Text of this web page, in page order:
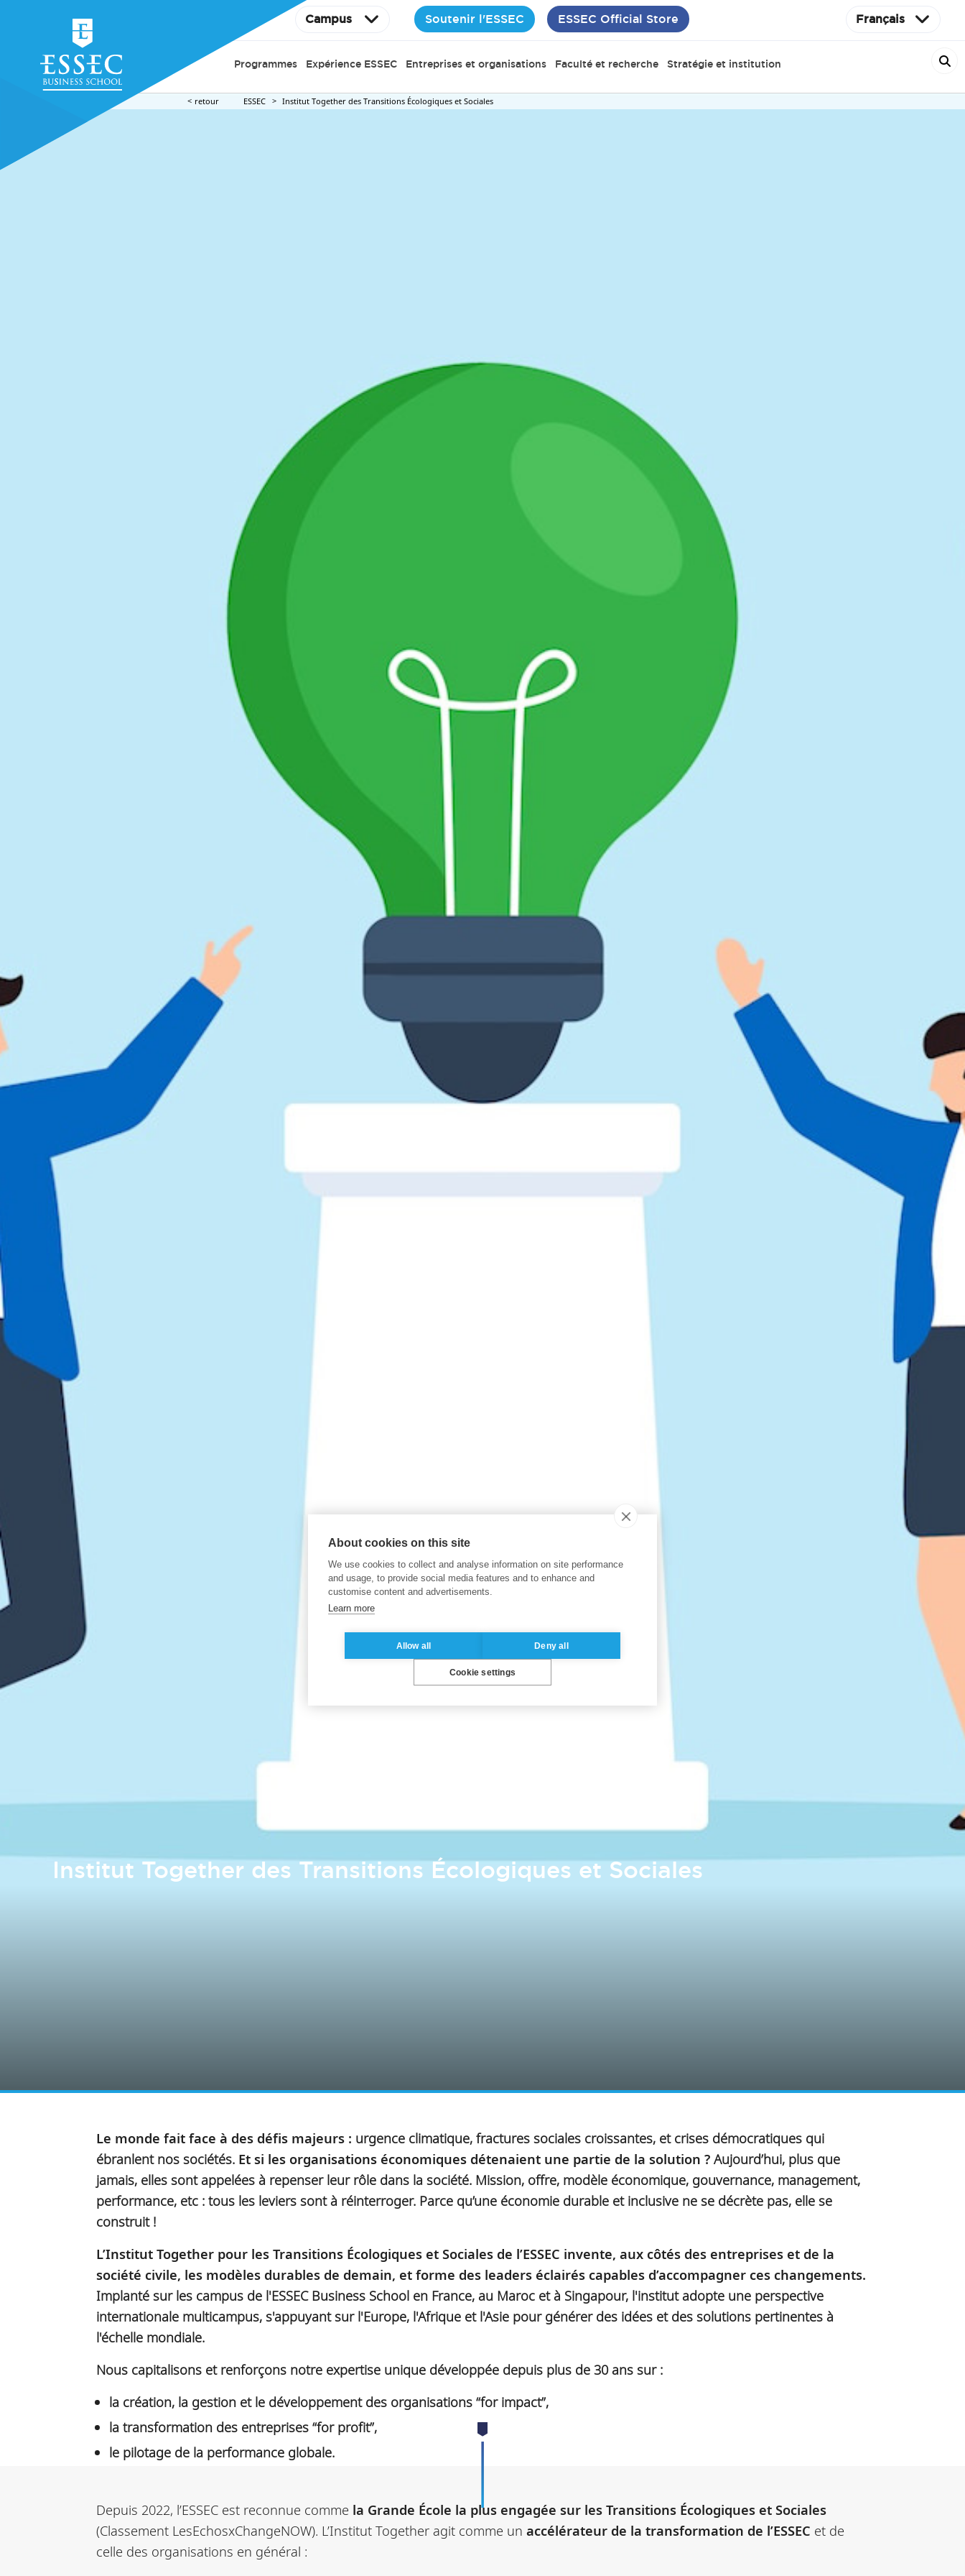
Campus Soutenir l'ESSEC ESSEC Official Store Français
Programmes Expérience ESSEC Entreprises et organisations Faculté et recherche Stratégie et institution
retour ESSEC Institut Together des Transitions Écologiques et Sociales
Institut Together des Transitions Écologiques et Sociales
Le monde fait face à des défis majeurs : urgence climatique, fractures sociales croissantes, et crises démocratiques qui
ébranlent nos sociétés. Et si les organisations économiques détenaient une partie de la solution ? Aujourd’hui, plus que
jamais, elles sont appelées à repenser leur rôle dans la société. Mission, offre, modèle économique, gouvernance, management,
performance, etc : tous les leviers sont à réinterroger. Parce qu’une économie durable et inclusive ne se décrète pas, elle se
construit !
L’Institut Together pour les Transitions Écologiques et Sociales de l’ESSEC invente, aux côtés des entreprises et de la
société civile, les modèles durables de demain, et forme des leaders éclairés capables d’accompagner ces changements.
Implanté sur les campus de l'ESSEC Business School en France, au Maroc et à Singapour, l'institut adopte une perspective
internationale multicampus, s'appuyant sur l'Europe, l'Afrique et l'Asie pour générer des idées et des solutions pertinentes à
l'échelle mondiale.
Nous capitalisons et renforçons notre expertise unique développée depuis plus de 30 ans sur :
la création, la gestion et le développement des organisations “for impact”,
la transformation des entreprises “for profit”,
le pilotage de la performance globale.
Depuis 2022, l’ESSEC est reconnue comme la Grande École la plus engagée sur les Transitions Écologiques et Sociales
(Classement LesEchosxChangeNOW). L’Institut Together agit comme unaccélérateur de la transformation de l’ESSEC et de
celle des organisations en général :
About cookies on this site
We use cookies to collect and analyse information on site performance
and usage, to provide social media features and to enhance and
customise content and advertisements.
Learn more
Allow all Deny all
Cookie settings